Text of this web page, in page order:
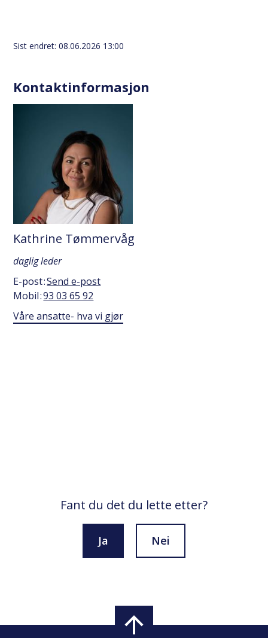
Sist endret 08.06.2026 13:00
Kontaktinformasjon
Kathrine Tømmervåg
daglig leder
E-postSend e-post
Mobil93 03 65 92
Våre ansatte- hva vi gjør
Fant du det du lette etter?
Ja Nei